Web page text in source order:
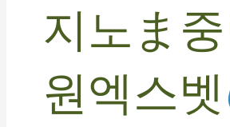
지노ま
원엑스벳